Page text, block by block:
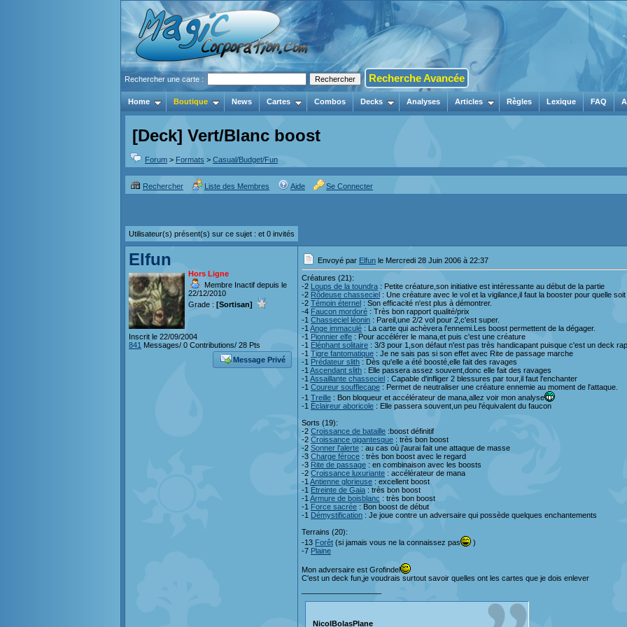
Rechercher une carte : Recherche Avancée
Home Boutique News Cartes Combos Decks Analyses Articles Règles Lexique FAQ
[Deck] Vert/Blanc boost
Forum > Formats > Casual/Budget/Fun
Rechercher Liste des Membres Aide Se Connecter
Utilisateur(s) présent(s) sur ce sujet : et 0 invités
Elfun
Hors Ligne
Membre Inactif depuis le
22/12/2010
Grade : [Sortisan]
Inscrit le 22/09/2004
841 Messages/ 0 Contributions/ 28 Pts
Message Privé
Envoyé par Elfun le Mercredi 28 Juin 2006 à 22:37
Créatures (21):
-2 Loups de la toundra : Petite créature,son initiative est intéressante au début de la partie
-2 Rôdeuse chasseciel : Une créature avec le vol et la vigilance,il faut la booster pour quelle
-2 Témoin éternel : Son efficacité n'est plus à démontrer.
-4 Faucon mordoré : Très bon rapport qualité/prix
-1 Chasseciel léonin : Pareil,une 2/2 vol pour 2,c'est super.
-1 Ange immaculé : La carte qui achèvera l'ennemi.Les boost permettent de la dégager.
-1 Pionnier elfe : Pour accélérer le mana,et puis c'est une créature
-1 Éléphant solitaire : 3/3 pour 1,son défaut n'est pas très handicapant puisque c'est un deck
-1 Tigre fantomatique : Je ne sais pas si son effet avec Rite de passage marche
-1 Prédateur slith : Dès qu'elle a été boosté,elle fait des ravages
-1 Ascendant slith : Elle passera assez souvent,donc elle fait des ravages
-1 Assaillante chasseciel : Capable d'infliger 2 blessures par tour,il faut l'enchanter
-1 Coureur soufflecape : Permet de neutraliser une créature ennemie au moment de l'attaque.
-1 Treille : Bon bloqueur et accélérateur de mana,allez voir mon analyse
-1 Éclaireur aboricole : Elle passera souvent,un peu l'équivalent du faucon
Sorts (19):
-2 Croissance de bataille :boost définitif
-2 Croissance gigantesque : très bon boost
-2 Sonner l'alerte : au cas où j'aurai fait une attaque de masse
-3 Charge féroce : très bon boost avec le regard
-3 Rite de passage : en combinaison avec les boosts
-2 Croissance luxuriante : accélérateur de mana
-1 Antienne glorieuse : excellent boost
-1 Étreinte de Gaia : très bon boost
-1 Armure de boisblanc : très bon boost
-1 Force sacrée : Bon boost de début
-1 Démystification : Je joue contre un adversaire qui possède quelques enchantements
Terrains (20):
-13 Forêt (si jamais vous ne la connaissez pas
)
-7 Plaine
Mon adversaire est Grofindel
C'est un deck fun,je voudrais surtout savoir quelles ont les cartes que je dois enlever
NicolBolasPlane